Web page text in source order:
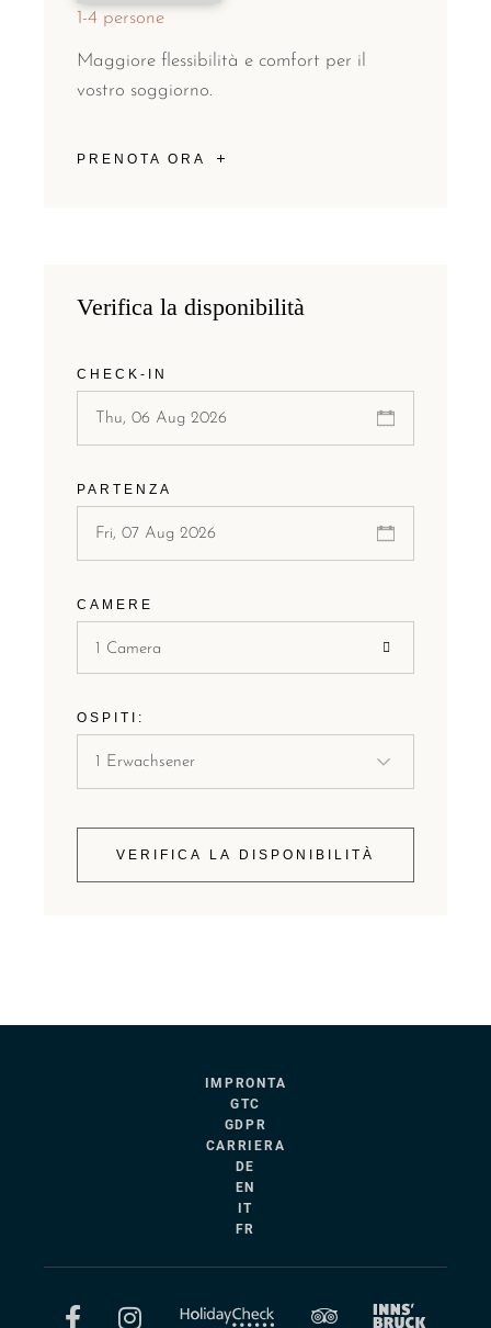
1-4 persone
Maggiore flessibilità e comfort per il
vostro soggiorno.
PRENOTA ORA
Verifica la disponibilità
CHECK-IN
PARTENZA
CAMERE
1 Camera
OSPITI:
VERIFICA LA DISPONIBILITÀ
IMPRONTA
GTC
GDPR
CARRIERA
DE
EN
IT
FR